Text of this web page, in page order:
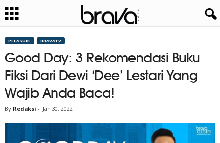
PLEASURE BRAVATV
Good Day: 3 Rekomendasi Buku
Fiksi Dari Dewi ‘Dee’ Lestari Yang
Wajib Anda Baca!
By Redaksi - Jan 30, 2022